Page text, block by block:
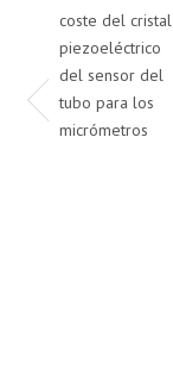
coste del cristal
piezoeléctrico
del sensor del
tubo para los
micrómetros